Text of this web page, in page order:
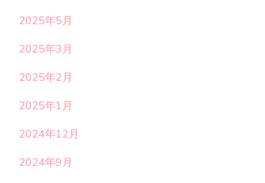
2025年5月
2025年3月
2025年2月
2025年1月
2024年12月
2024年9月